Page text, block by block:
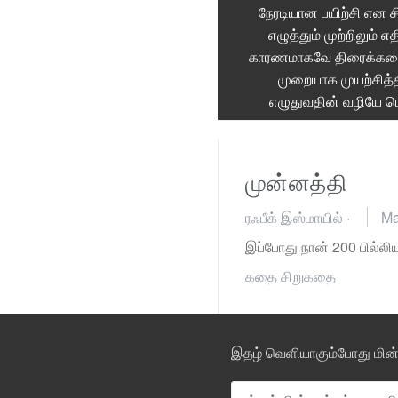
நேரடியான பயிற்சி என
எழுத்தும்
காரணமாகவே
முறையாக
எழுதுவதின் வழியே
முன்னத்தி
ரஃபீக் இஸ்மாயில் ·
இப்போது நான் 200
கதைசிறுகதை
இதழ் வெளியாகும்போது